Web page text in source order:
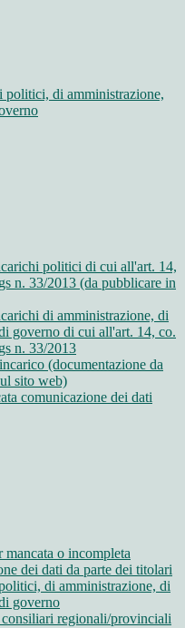
di amministrazione,
politici di cui all'art. 14,
n. 33/2013 (da pubblicare in
di amministrazione, di
governo di cui all'art. 14, co.
n. 33/2013
(documentazione da
sito web)
comunicazione dei dati
mancata o incompleta
dei dati da parte dei titolari
di amministrazione, di
governo
regionali/provinciali